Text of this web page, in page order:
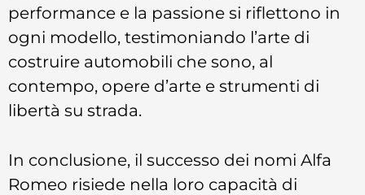
performance e la passione si riflettono in
ogni modello, testimoniando l’arte di
costruire automobili che sono, al
contempo, opere d’arte e strumenti di
libertà su strada.
In conclusione, il successo dei nomi Alfa
Romeo risiede nella loro capacità di